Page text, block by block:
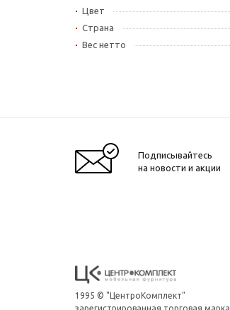
Цвет
Страна
Вес нетто
Подписывайтесь
на новости и акции
1995 © "ЦентроКомплект"
зарегистрированная торговая марка,